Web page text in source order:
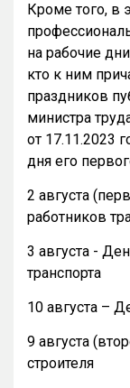
Кроме того, в
на рабочие
кто к ним
праздников
министра
от 17.11.2023
дня его
2 августа
работников
3 августа -
транспорта
10 августа –
9 августа
строителя